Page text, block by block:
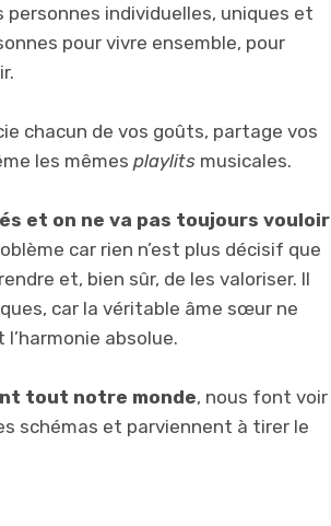
personnes individuelles, uniques et
pour vivre ensemble, pour
chacun de vos goûts, partage vos
les mêmes playlits musicales.
et on ne va pas toujours vouloir
car rien n’est plus décisif que
et, bien sûr, de les valoriser. Il
car la véritable âme sœur ne
absolue.
tout notre monde, nous font voir
schémas et parviennent à tirer le